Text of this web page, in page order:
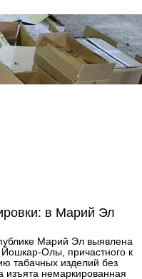
в Марий Эл
Марий Эл выявлена
Йошкар-Олы, причастного к
табачных изделий без
изъята немаркированная